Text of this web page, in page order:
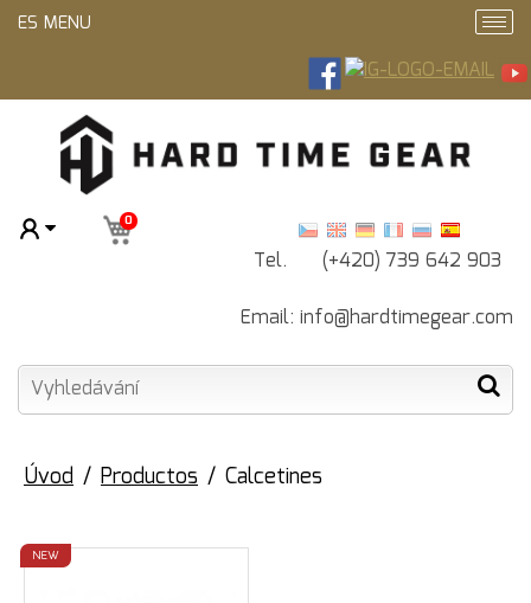
Tel. (+420) 739 642 903
Email: info@hardtimegear.com
0
ES MENU
Úvod Productos Calcetines
NEW